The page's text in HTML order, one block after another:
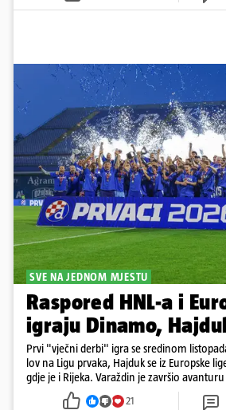
SVE NA JEDNOM MJESTU
Raspored HNL-a i
igraju Dinamo,
Prvi "vječni derbi" igra se sredinom
lov na Ligu prvaka, Hajduk se iz Europske
gdje je i Rijeka. Varaždin je završio avanturu
21